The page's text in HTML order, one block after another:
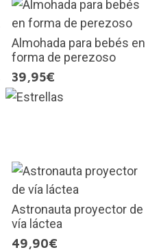
Almohada para bebés en
forma de perezoso
39,95€
Astronauta proyector de
vía láctea
49,90€